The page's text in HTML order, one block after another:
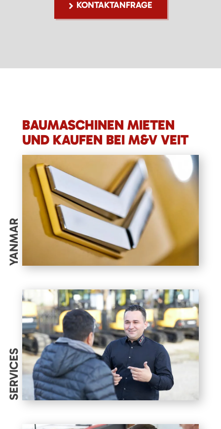
KONTAKTANFRAGE
BAUMASCHINEN MIETEN
UND KAUFEN BEI M&V VEIT
YANMAR
SERVICES